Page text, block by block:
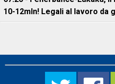
10-12mln! Legali al lavoro da